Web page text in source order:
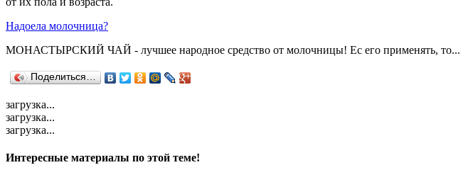
Надоела молочница?
МОНАСТЫРСКИЙ ЧАЙ - лучшее народное средство от молочницы! Ес его применять, то...
Поделиться…
загрузка...
загрузка...
загрузка...
Интересные материалы по этой теме!